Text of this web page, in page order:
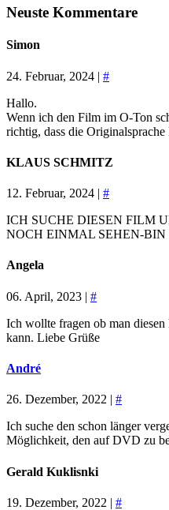
Neuste Kommentare
Simon
24. Februar, 2024 | #
Hallo.
Wenn ich den Film im O-Ton
richtig, dass die
KLAUS SCHMITZ
12. Februar, 2024 | #
ICH SUCHE DIESEN FILM
NOCH EINMAL SEHEN-BIN
Angela
06. April, 2023 | #
Ich wollte fragen ob man
kann. Liebe Grüße
André
26. Dezember, 2022 | #
Ich suche den schon länger
Möglichkeit, den auf DVD zu
Gerald Kuklisnki
19. Dezember, 2022 | #